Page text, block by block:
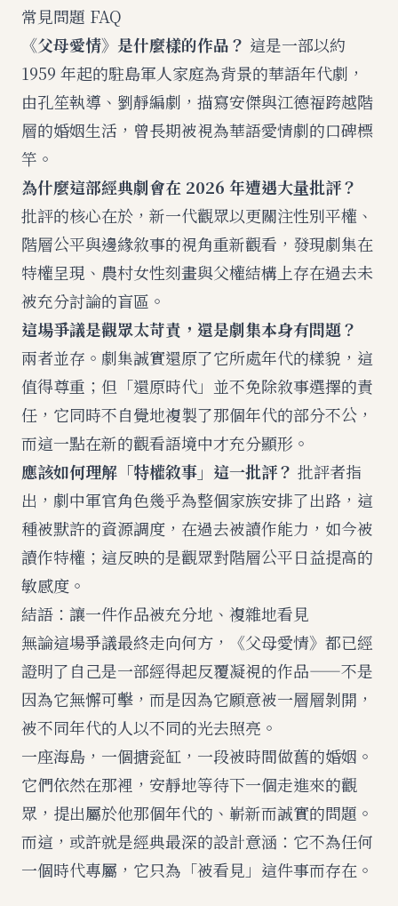
常見問題 FAQ
《父母愛情》是什麼樣的作品？ 這是一部以約
1959 年起的駐島軍人家庭為背景的華語年代劇，
由孔笙執導、劉靜編劇，描寫安傑與江德福跨越階
層的婚姻生活，曾長期被視為華語愛情劇的口碑標
竿。
為什麼這部經典劇會在 2026 年遭遇大量批評？
批評的核心在於，新一代觀眾以更關注性別平權、
階層公平與邊緣敘事的視角重新觀看，發現劇集在
特權呈現、農村女性刻畫與父權結構上存在過去未
被充分討論的盲區。
這場爭議是觀眾太苛責，還是劇集本身有問題？
兩者並存。劇集誠實還原了它所處年代的樣貌，這
值得尊重；但「還原時代」並不免除敘事選擇的責
任，它同時不自覺地複製了那個年代的部分不公，
而這一點在新的觀看語境中才充分顯形。
應該如何理解「特權敘事」這一批評？ 批評者指
出，劇中軍官角色幾乎為整個家族安排了出路，這
種被默許的資源調度，在過去被讀作能力，如今被
讀作特權；這反映的是觀眾對階層公平日益提高的
敏感度。
結語：讓一件作品被充分地、複雜地看見
無論這場爭議最終走向何方，《父母愛情》都已經
證明了自己是一部經得起反覆凝視的作品——不是
因為它無懈可擊，而是因為它願意被一層層剝開，
被不同年代的人以不同的光去照亮。
一座海島，一個搪瓷缸，一段被時間做舊的婚姻。
它們依然在那裡，安靜地等待下一個走進來的觀
眾，提出屬於他那個年代的、嶄新而誠實的問題。
而這，或許就是經典最深的設計意涵：它不為任何
一個時代專屬，它只為「被看見」這件事而存在。